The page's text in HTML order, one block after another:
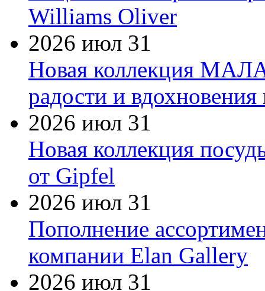
Williams Oliver
2026 июл 31
Новая коллекция
радости и
2026 июл 31
Новая коллекция
от Gipfel
2026 июл 31
Пополнение
компании Elan Gallery
2026 июл 31